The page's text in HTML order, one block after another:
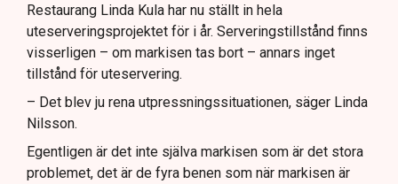
Restaurang Linda Kula har nu ställt in hela
uteserveringsprojektet för i år. Serveringstillstånd finns
visserligen – om markisen tas bort – annars inget
tillstånd för uteservering.
– Det blev ju rena utpressningssituationen, säger Linda
Nilsson.
Egentligen är det inte själva markisen som är det stora
problemet, det är de fyra benen som när markisen är